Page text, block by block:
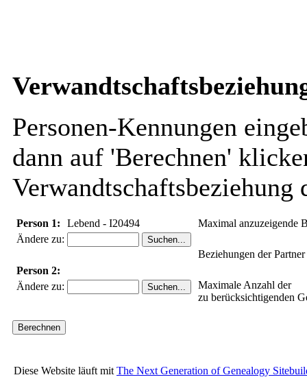
Personen-Kennungen
dann auf 'Berechnen'
Verwandtschaftsbeziehung
Person 1:
Lebend - I20494
Ändere zu:
Person 2:
Ändere zu:
Maximal anzuzeigende
Beziehungen der
Maximale Anzahl der
zu berücksichtigenden
Diese Website läuft mit The Next Generation of Genealogy